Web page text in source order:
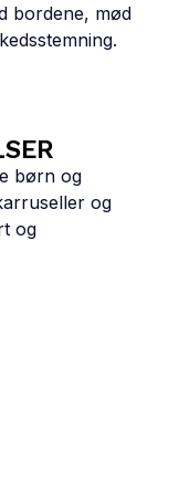
bordene, mød
børn og
og
og